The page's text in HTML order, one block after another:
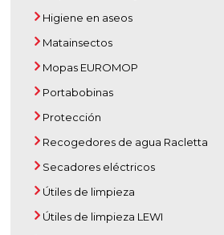
Higiene en aseos
Matainsectos
Mopas EUROMOP
Portabobinas
Protección
Recogedores de agua Racletta
Secadores eléctricos
Útiles de limpieza
Útiles de limpieza LEWI